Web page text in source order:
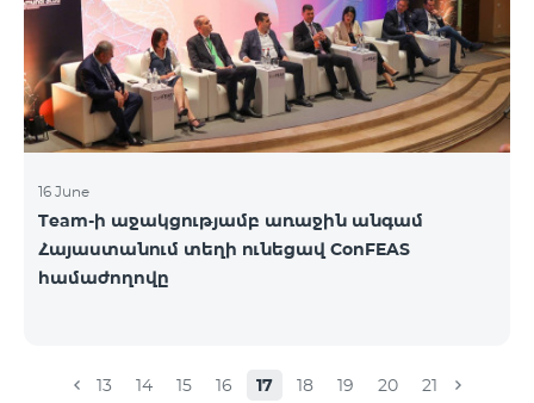
16 June
Team-ի աջակցությամբ առաջին անգամ
Հայաստանում տեղի ունեցավ ConFEAS
համաժողովը
13 14 15 16 17 18 19 20 21